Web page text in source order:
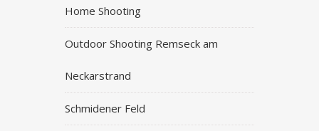
Home Shooting
Outdoor Shooting Remseck am
Neckarstrand
Schmidener Feld